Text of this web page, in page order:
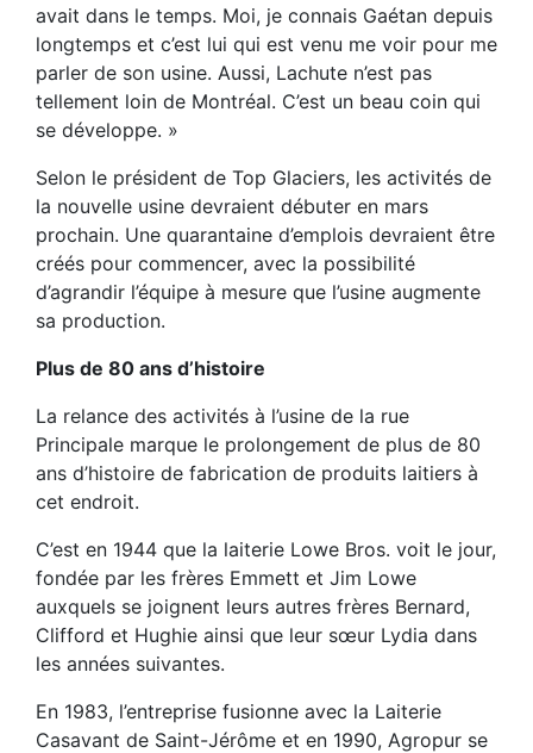
avait dans le temps. Moi, je connais Gaétan depuis
longtemps et c’est lui qui est venu me voir pour me
parler de son usine. Aussi, Lachute n’est pas
tellement loin de Montréal. C’est un beau coin qui
se développe. »
Selon le président de Top Glaciers, les activités de
la nouvelle usine devraient débuter en mars
prochain. Une quarantaine d’emplois devraient être
créés pour commencer, avec la possibilité
d’agrandir l’équipe à mesure que l’usine augmente
sa production.
Plus de 80 ans d’histoire
La relance des activités à l’usine de la rue
Principale marque le prolongement de plus de 80
ans d’histoire de fabrication de produits laitiers à
cet endroit.
C’est en 1944 que la laiterie Lowe Bros. voit le jour,
fondée par les frères Emmett et Jim Lowe
auxquels se joignent leurs autres frères Bernard,
Clifford et Hughie ainsi que leur sœur Lydia dans
les années suivantes.
En 1983, l’entreprise fusionne avec la Laiterie
Casavant de Saint-Jérôme et en 1990, Agropur se